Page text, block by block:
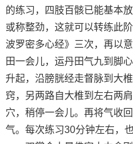
的练习，四肢百骸已能基本
或称整劲，这就可以转练此
波罗密多心经》三次，再以
田一会儿，运丹田气九到脚
升起，沿膀胱经走督脉到大
窍，另两路自大椎到左右两
穴，稍停一会儿。再将气收
气。每次练习30分钟左右，